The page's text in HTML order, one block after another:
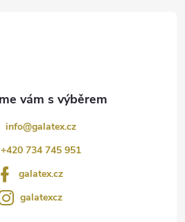
info@galatex.cz
+420 734 745 951
galatex.cz
galatexcz